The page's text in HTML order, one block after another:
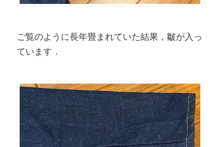
ご覧のように長年畳まれていた結果，皺が入っ
ています．